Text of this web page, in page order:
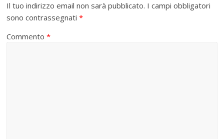
Il tuo indirizzo email non sarà pubblicato. I campi obbligatori
sono contrassegnati*
Commento*